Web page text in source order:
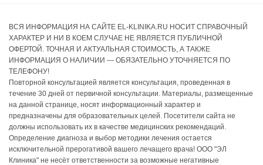
ВСЯ ИНФОРМАЦИЯ НА САЙТЕ EL-KLINIKA.RU НОСИТ СПРАВОЧНЫЙ
ХАРАКТЕР И НИ В КОЕМ СЛУЧАЕ НЕ ЯВЛЯЕТСЯ ПУБЛИЧНОЙ
ОФЕРТОЙ. ТОЧНАЯ И АКТУАЛЬНАЯ СТОИМОСТЬ, А ТАКЖЕ
ИНФОРМАЦИЯ О НАЛИЧИИ — ОБЯЗАТЕЛЬНО УТОЧНЯЕТСЯ ПО
ТЕЛЕФОНУ!
Повторной консультацией является консультация, проведенная в
течение 30 дней от первичной консультации. Материалы, размещенные
на данной странице, носят информационный характер и
предназначены для образовательных целей. Посетители сайта не
должны использовать их в качестве медицинских рекомендаций.
Определение диагноза и выбор методики лечения остается
исключительной прерогативой вашего лечащего врача! ООО "ЭЛ
Клиника" не несёт ответственности за возможные негативные